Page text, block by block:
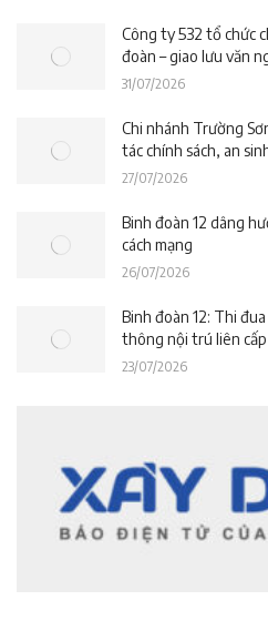
Công ty 532 tổ chức
đoàn – giao lưu văn nghệ” tiếp sức công
án Trường phổ thông
31/07/2026
Chi nhánh Trường
tác chính sách, an
Ngày Thương binh –
27/07/2026
Binh đoàn 12 dâng
cách mạng
26/07/2026
Binh đoàn 12: Thi
thông nội trú liên
23/07/2026